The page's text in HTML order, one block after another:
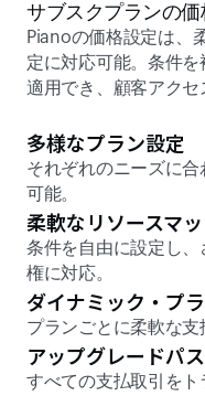
サブスクプランの価
Pianoの価格設定は、
定に対応可能。条件
適用でき、顧客アクセ
多様なプラン設定
それぞれのニーズに
可能。
柔軟なリソースマ
条件を自由に設定し
権に対応。
ダイナミック・プ
プランごとに柔軟な支
アップグレードパス
すべての支払取引を